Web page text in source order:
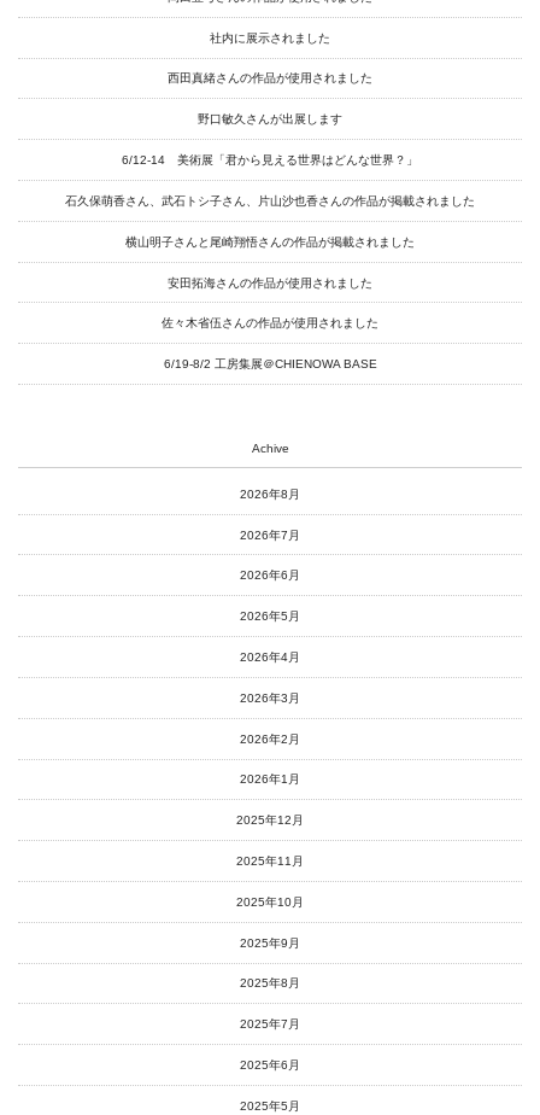
online-shop
南関東・甲信障害者
アートサポートセンター
社会福祉法人みぬま福祉会
社内に展示されました
西田真緒さんの作品が使用されました
野口敏久さんが出展します
6/12-14 美術展「君から見える世界はどんな世界？」
石久保萌香さん、武石トシ子さん、片山沙也香さんの作品が掲載されました
横山明子さんと尾崎翔悟さんの作品が掲載されました
安田拓海さんの作品が使用されました
佐々木省伍さんの作品が使用されました
6/19-8/2 工房集展＠CHIENOWA BASE
Achive
2026年8月
2026年7月
2026年6月
2026年5月
2026年4月
2026年3月
2026年2月
2026年1月
2025年12月
2025年11月
2025年10月
2025年9月
2025年8月
2025年7月
2025年6月
2025年5月